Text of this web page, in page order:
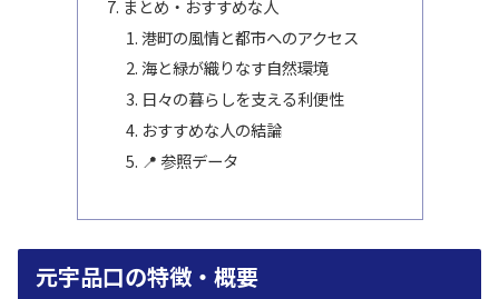
まとめ・おすすめな人
港町の風情と都市へのアクセス
海と緑が織りなす自然環境
日々の暮らしを支える利便性
おすすめな人の結論
📍 参照データ
元宇品口の特徴・概要